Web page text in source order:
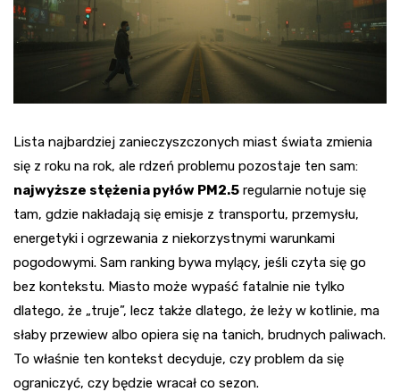
Lista najbardziej zanieczyszczonych miast świata zmienia
się z roku na rok, ale rdzeń problemu pozostaje ten sam:
najwyższe stężenia pyłów PM2.5 regularnie notuje się
tam, gdzie nakładają się emisje z transportu, przemysłu,
energetyki i ogrzewania z niekorzystnymi warunkami
pogodowymi. Sam ranking bywa mylący, jeśli czyta się go
bez kontekstu. Miasto może wypaść fatalnie nie tylko
dlatego, że „truje”, lecz także dlatego, że leży w kotlinie, ma
słaby przewiew albo opiera się na tanich, brudnych paliwach.
To właśnie ten kontekst decyduje, czy problem da się
ograniczyć, czy będzie wracał co sezon.